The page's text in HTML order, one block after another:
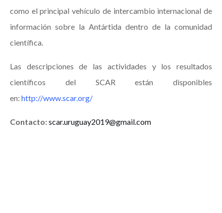
como el principal vehículo de intercambio internacional de
información sobre la Antártida dentro de la comunidad
científica.
Las descripciones de las actividades y los resultados
científicos del SCAR están disponibles
en: http://www.scar.org/
Contacto:scar.uruguay2019@gmail.com